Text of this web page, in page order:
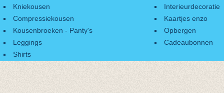
Kniekousen
Compressiekousen
Kousenbroeken - Panty's
Leggings
Shirts
Interieurdecoratie
Kaartjes enzo
Opbergen
Cadeaubonnen